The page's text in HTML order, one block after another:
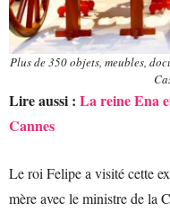
Plus de 350 objets, meubles,
Lire aussi : La reine Ena
Cannes
Le roi Felipe a visité cette
mère avec le ministre de la